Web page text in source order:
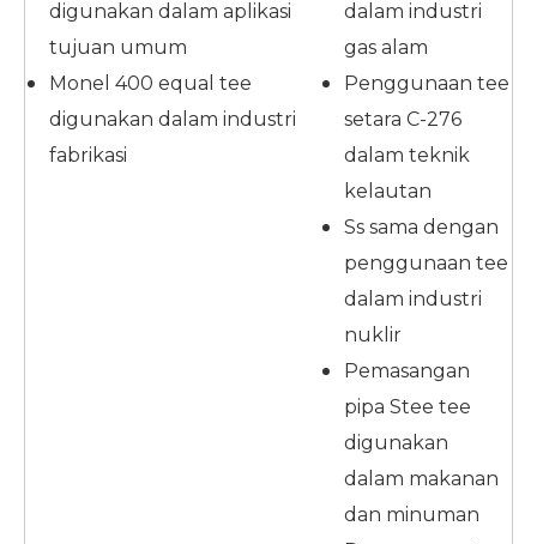
digunakan dalam aplikasi
tujuan umum
Monel 400 equal tee
digunakan dalam industri
fabrikasi
dalam industri
gas alam
Penggunaan tee
setara C-276
dalam teknik
kelautan
Ss sama dengan
penggunaan tee
dalam industri
nuklir
Pemasangan
pipa Stee tee
digunakan
dalam makanan
dan minuman